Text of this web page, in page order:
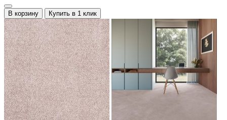
В корзину Купить в 1 клик